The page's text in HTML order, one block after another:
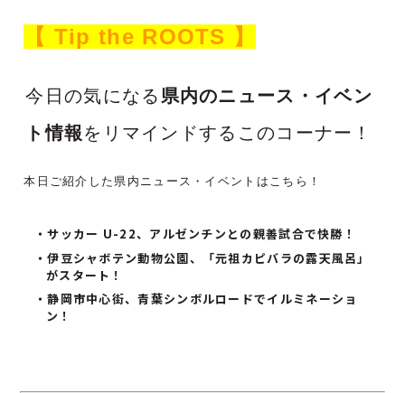
【 Tip the ROOTS 】
今日の気になる 県内のニュース・イベン
ト情報をリマインドするこのコーナー！
本日ご紹介した県内ニュース・イベントはこちら！
サッカー U-22、アルゼンチンとの親善試合で快勝！
伊豆シャボテン動物公園、「元祖カピバラの露天風呂」
がスタート！
静岡市中心街、青葉シンボルロードでイルミネーショ
ン！